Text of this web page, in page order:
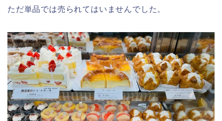
ただ単品では売られてはいませんでした。